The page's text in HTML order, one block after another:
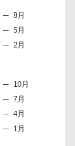
8月
5月
2月
10月
7月
4月
1月